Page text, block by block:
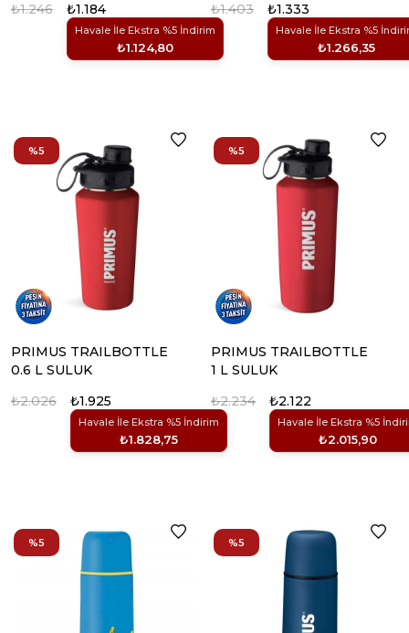
₺1.184
Havale İle Ekstra %5 İndirim
₺1.124,80
₺1.246
₺1.333
Havale İle Ekstra %5
₺1.266,35
₺1.403
PRIMUS TRAILBOTTLE
0.6 L SULUK
₺1.925
Havale İle Ekstra %5 İndirim
₺1.828,75
₺2.026
%5
PRIMUS TRAILBOTTLE
1 L SULUK
₺2.122
Havale İle Ekstra %5
₺2.015,90
₺2.234
%5
%5 %5